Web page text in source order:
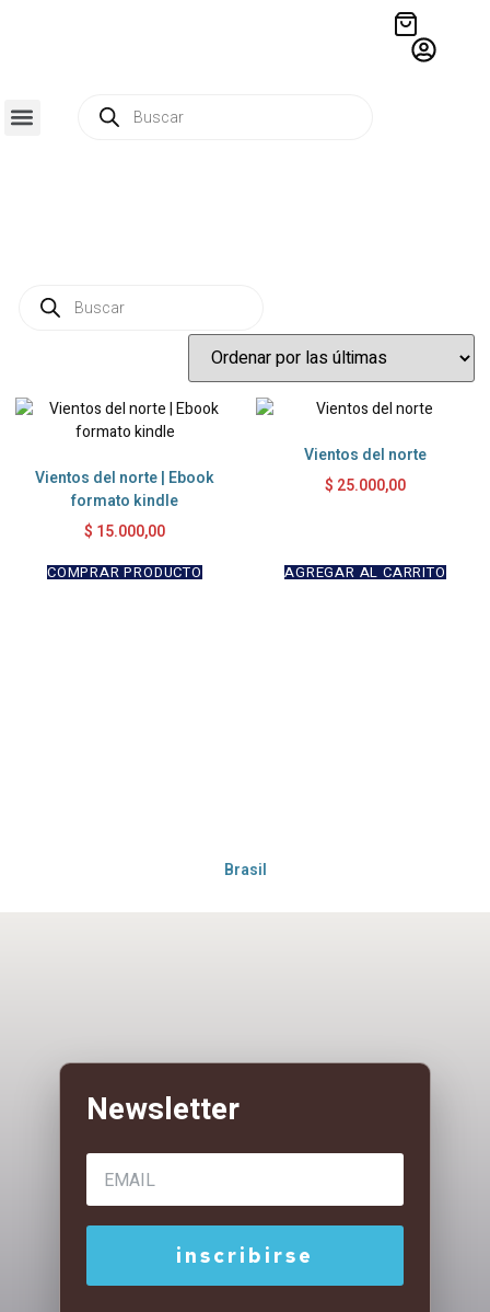
Vientos del norte | Ebook
formato kindle
$ 15.000,00
COMPRAR PRODUCTO
Vientos del norte
$ 25.000,00
AGREGAR AL CARRITO
Brasil